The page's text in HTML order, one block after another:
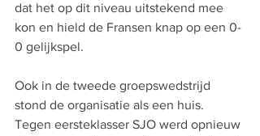
dat het op dit niveau uitstekend mee
kon en hield de Fransen knap op een 0-
0 gelijkspel.
Ook in de tweede groepswedstrijd
stond de organisatie als een huis.
Tegen eersteklasser SJO werd opnieuw